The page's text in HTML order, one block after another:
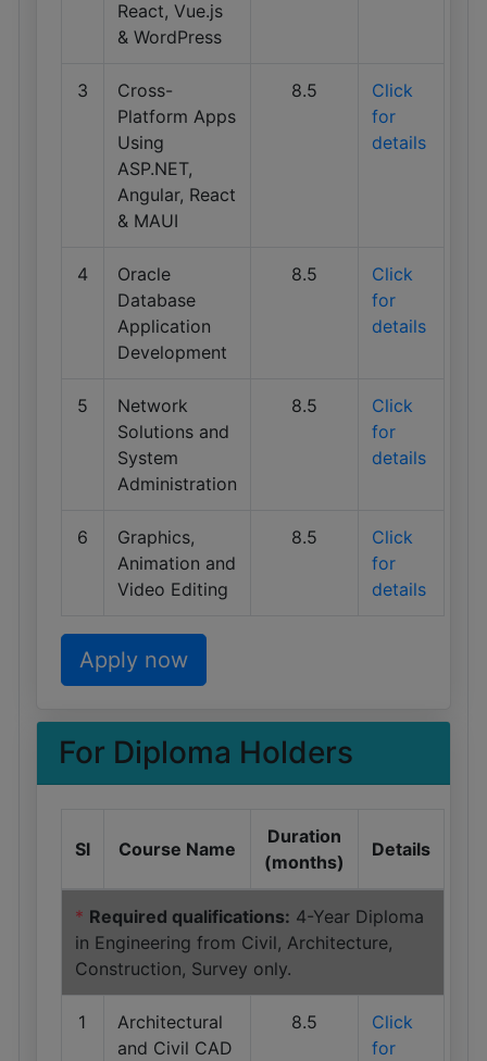
React, Vue.js
& WordPress
3
Cross-
Platform Apps
Using
ASP.NET,
Angular, React
& MAUI
8.5
Click
for
details
4
Oracle
Database
Application
Development
8.5
Click
for
details
5
Network
Solutions and
System
Administration
8.5
Click
for
details
6
Graphics,
Animation and
Video Editing
8.5
Click
for
details
Apply now
For Diploma Holders
Sl Course Name
Duration
(months)
Details
* Required qualifications: 4-Year Diploma
in Engineering from Civil, Architecture,
Construction, Survey only.
1
Architectural
and Civil CAD
8.5
Click
for